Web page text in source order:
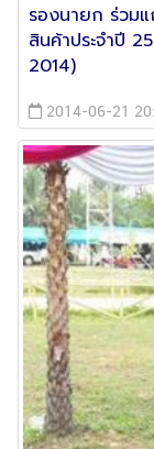
รองนายก ร่วม
สินค้าประจำปี
2014)
2014-06-21